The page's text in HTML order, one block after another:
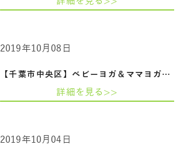
【千葉市中央区】ベビーヨガ＆ママヨガイ…
2019年10月08日
詳細を見る>>
2019年10月04日